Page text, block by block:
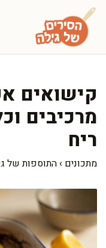
לדלג
לתוכן
מרכיבים
ריח
מתכונים › התוספות של